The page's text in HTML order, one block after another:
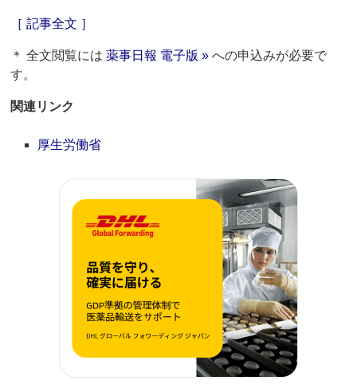
［ 記事全文 ］
＊ 全文閲覧には薬事日報 電子版 » への申込みが必要で
す。
関連リンク
厚生労働省